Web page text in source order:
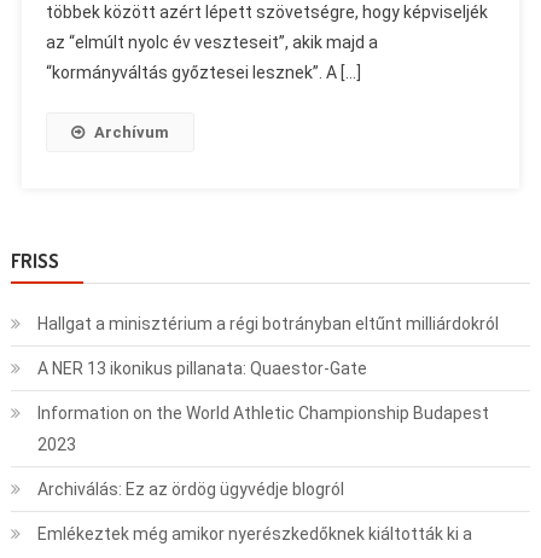
többek között azért lépett szövetségre, hogy képviseljék
az “elmúlt nyolc év veszteseit”, akik majd a
“kormányváltás győztesei lesznek”. A […]
Archívum
FRISS
Hallgat a minisztérium a régi botrányban eltűnt milliárdokról
A NER 13 ikonikus pillanata: Quaestor-Gate
Information on the World Athletic Championship Budapest
2023
Archiválás: Ez az ördög ügyvédje blogról
Emlékeztek még amikor nyerészkedőknek kiáltották ki a